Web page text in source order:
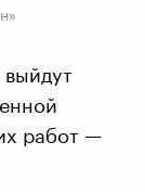
работ —